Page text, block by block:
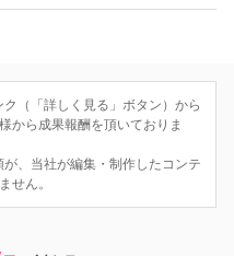
（「詳しく見る」ボタン）から
から成果報酬を頂いておりま
、当社が編集・制作したコンテ
せん。